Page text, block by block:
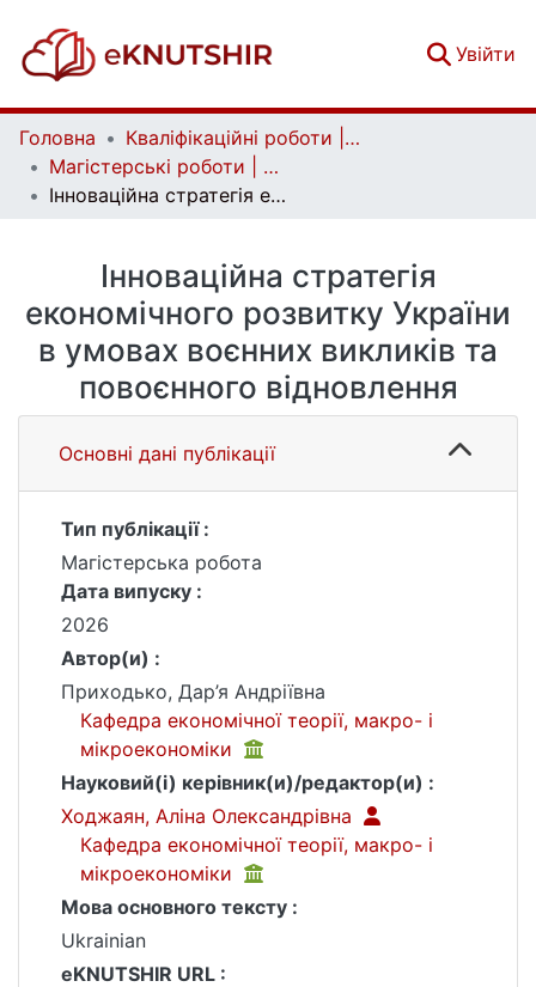
Увійти
Головна
Кваліфікаційні роботи | Qualifying works
Магістерські роботи | Master's theses
Інноваційна стратегія економічного розвитку України в умовах воєнних викликів та повоєнного відновлення
Інноваційна стратегія
економічного розвитку України
в умовах воєнних викликів та
повоєнного відновлення
Основні дані публікації
Тип публікації :
Магістерська робота
Дата випуску :
2026
Автор(и) :
Приходько, Дар’я Андріївна
Кафедра економічної теорії, макро- і
мікроекономіки
Науковий(і) керівник(и)/редактор(и) :
Ходжаян, Аліна Олександрівна
Кафедра економічної теорії, макро- і
мікроекономіки
Мова основного тексту :
Ukrainian
eKNUTSHIR URL :